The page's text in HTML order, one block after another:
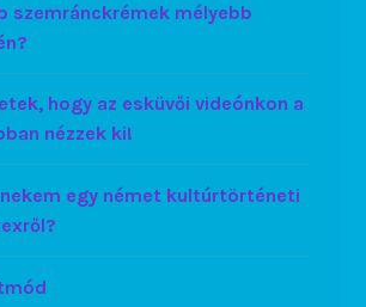
szemránckrémek mélyebb
hogy az esküvői videónkon a
nézzek ki!
egy német kultúrtörténeti